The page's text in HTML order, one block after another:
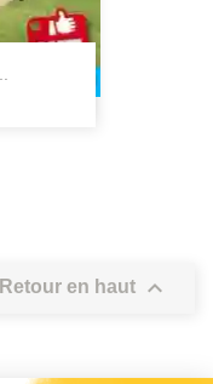
Retour en haut 